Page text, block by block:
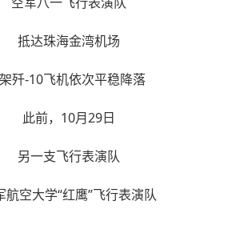
抵达珠海金湾机场
歼-10飞机依次平稳降落
此前，10月29日
另一支飞行表演队
航空大学“红鹰”飞行表演队